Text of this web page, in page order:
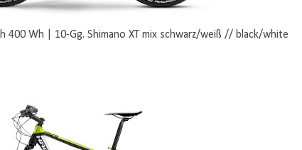
400 Wh | 10-Gg. Shimano XT mix schwarz/weiß // black/white